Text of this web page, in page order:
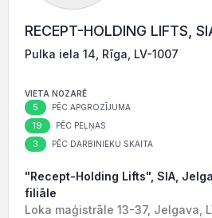
RECEPT-HOLDING LIFTS,
Pulka iela 14, Rīga, LV-1007
VIETA NOZARĒ
5 PĒC APGROZĪJUMA
19 PĒC PEĻŅAS
3 PĒC DARBINIEKU SKAITA
"Recept-Holding Lifts", SIA,
filiāle
Loka maģistrāle 13-37, Jelgava,